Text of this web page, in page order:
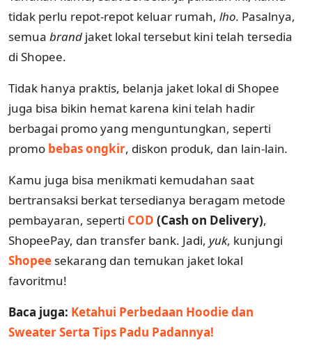
tidak perlu repot-repot keluar rumah, lho. Pasalnya,
semua brand jaket lokal tersebut kini telah tersedia
di Shopee.
Tidak hanya praktis, belanja jaket lokal di Shopee
juga bisa bikin hemat karena kini telah hadir
berbagai promo yang menguntungkan, seperti
promo bebas ongkir, diskon produk, dan lain-lain.
Kamu juga bisa menikmati kemudahan saat
bertransaksi berkat tersedianya beragam metode
pembayaran, seperti COD (Cash on Delivery),
ShopeePay, dan transfer bank. Jadi, yuk, kunjungi
Shopee sekarang dan temukan jaket lokal
favoritmu!
Baca juga: Ketahui Perbedaan Hoodie dan
Sweater Serta Tips Padu Padannya!